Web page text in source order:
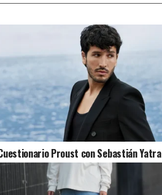
Proust con Sebastián Yatra